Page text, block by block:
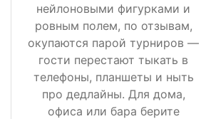
нейлоновыми фигурками и
ровным полем, по отзывам,
окупаются парой турниров —
гости перестают тыкать в
телефоны, планшеты и ныть
про дедлайны. Для дома,
офиса или бара берите